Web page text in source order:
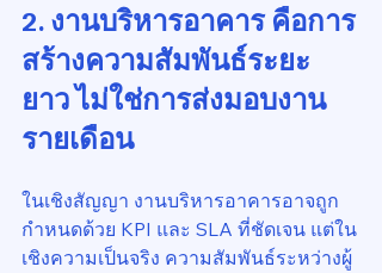
2. งานบริหารอาคาร คือการ
สร้างความสัมพันธ์ระยะ
ยาว ไม่ใช่การส่งมอบงาน
รายเดือน
ในเชิงสัญญา งานบริหารอาคารอาจถูก
กำหนดด้วย KPI และ SLA ที่ชัดเจน แต่ใน
เชิงความเป็นจริง ความสัมพันธ์ระหว่างผู้